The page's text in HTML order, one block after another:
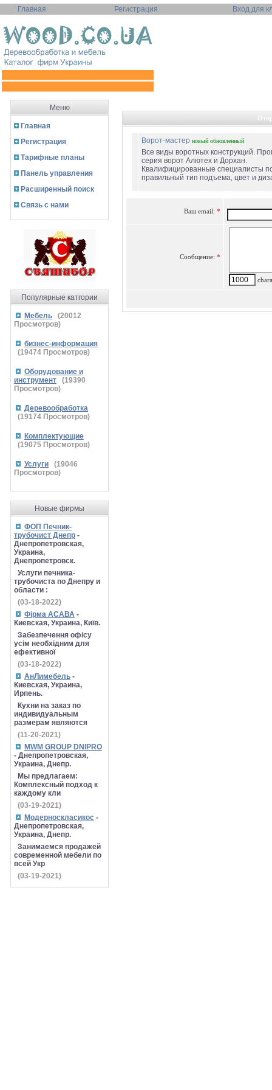
Главная Регистрация Вход для
Меню
Главная
Регистрация
Тарифные планы
Панель управления
Расширенный поиск
Связь с нами
Популярные катгории
Мебель (20012
Просмотров)
бизнес-информация
(19474 Просмотров)
Оборудование и
инструмент
(19390
Просмотров)
Деревообработка
(19174 Просмотров)
Комплектующие
(19075 Просмотров)
Услуги (19046
Просмотров)
Новые фирмы
ФОП Печник-
трубочист Днепр -
Днепропетровская,
Украина,
Днепропетровск.
Услуги печника-
трубочиста по Днепру и
области :
(03-18-2022)
Фірма АСАВА -
Киевская, Украина, Київ.
Забезпечення офісу
усім необхідним для
ефективної
(03-18-2022)
АнЛимебель -
Киевская, Украина,
Ирпень.
Кухни на заказ по
индивидуальным
размерам являются
(11-20-2021)
MWM GROUP DNIPRO
- Днепропетровская,
Украина, Днепр.
Мы предлагаем:
Комплексный подход к
каждому кли
(03-19-2021)
Модерноскласикос -
Днепропетровская,
Украина, Днепр.
Занимаемся продажей
современной мебели по
всей Укр
(03-19-2021)
Ворот-мастер новый обновленный
Все виды воротных конструкций.
серия ворот Алютех и Дорхан.
Квалифицированные специалисты
правильный тип подъема, цвет и
Ваш email: *
Сообщение: *